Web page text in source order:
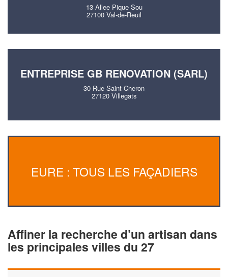
13 Allee Pique Sou
27100 Val-de-Reuil
ENTREPRISE GB RENOVATION (SARL)
30 Rue Saint Cheron
27120 Villegats
EURE : TOUS LES FAÇADIERS
Affiner la recherche d’un artisan dans
les principales villes du 27